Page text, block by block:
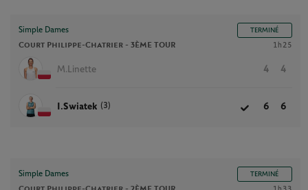
Simple Dames TERMINÉ
Court Philippe-Chatrier - 3ÈME TOUR 1h25
M.Linette 4 4
I.Swiatek (3) 6 6
Simple Dames TERMINÉ